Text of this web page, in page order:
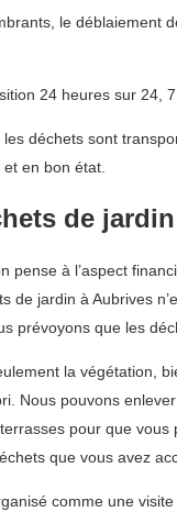
le
24 heures sur 24,
les déchets sont
et en bon état.
de jardin
pense à l’aspect
de jardin à Aubrives
prévoyons que les
la végétation,
Nous pouvons
pour que
que vous avez
comme une